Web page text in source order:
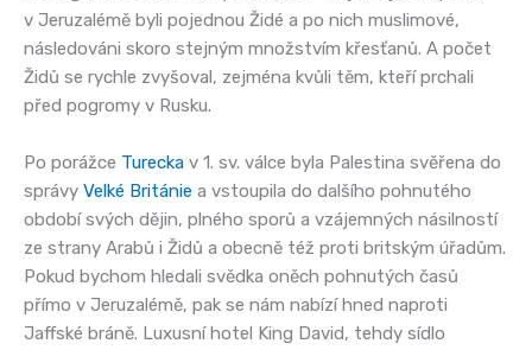
v Jeruzalémě byli pojednou Židé a po nich muslimové,
následováni skoro stejným množstvím křesťanů. A počet
Židů se rychle zvyšoval, zejména kvůli těm, kteří prchali
před pogromy v Rusku.
Po porážce Turecka v 1. sv. válce byla Palestina svěřena do
správy Velké Británie a vstoupila do dalšího pohnutého
období svých dějin, plného sporů a vzájemných násilností
ze strany Arabů i Židů a obecně též proti britským úřadům.
Pokud bychom hledali svědka oněch pohnutých časů
přímo v Jeruzalémě, pak se nám nabízí hned naproti
Jaffské bráně. Luxusní hotel King David, tehdy sídlo